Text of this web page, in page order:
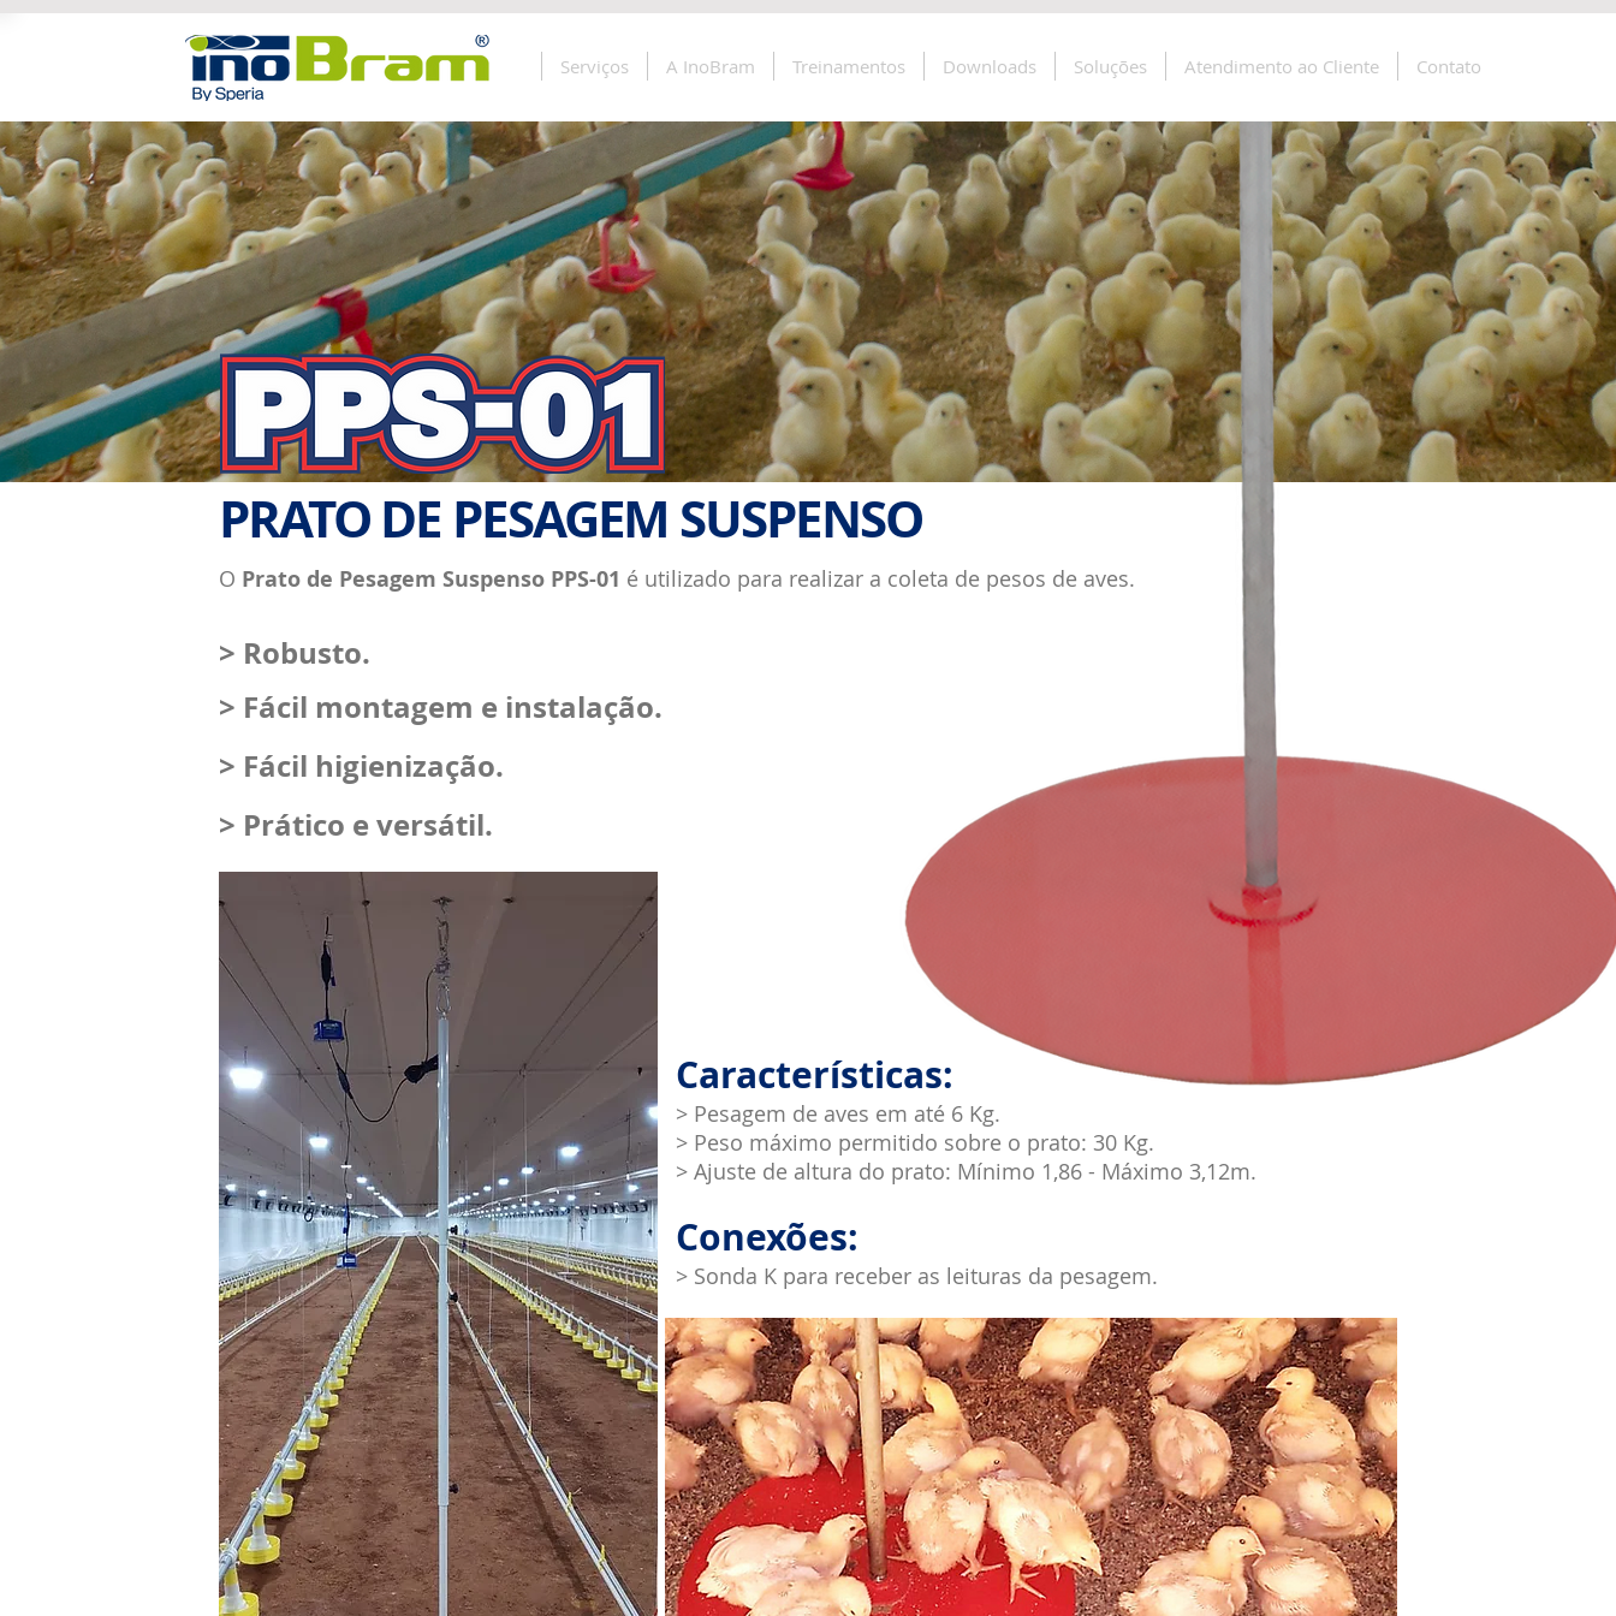
Serviços A InoBram Treinamentos Downloads Soluções Atendimento ao Cliente Contato
PRATO DE PESAGEM SUSPENSO
O Prato de Pesagem Suspenso PPS-01 é utilizado para realizar a coleta de pesos de aves.
Características:
> Pesagem de aves em até 6 Kg.
> Peso máximo permitido sobre o prato: 30 Kg.
> Ajuste de altura do prato: Mínimo 1,86 - Máximo 3,12m.
Conexões:
> Sonda K para receber as leituras da pesagem.
> Robusto.
> Fácil montagem e instalação.
> Fácil higienização.
> Prático e versátil.